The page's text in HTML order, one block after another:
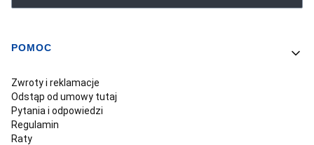
Linki w stopce
POMOC
Zwroty i reklamacje
Odstąp od umowy tutaj
Pytania i odpowiedzi
Regulamin
Raty